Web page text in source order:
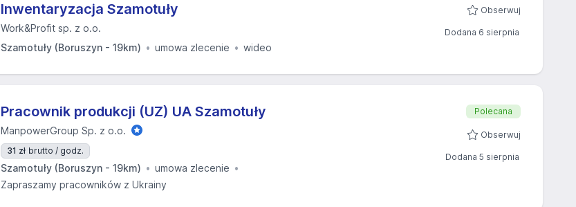
Inwentaryzacja Szamotuły
Work&Profit sp. z o.o.
Szamotuły (Boruszyn - 19km)
umowa zlecenie wideo
Obserwuj
Dodana 6 sierpnia
Pracownik produkcji (UZ) UA Szamotuły
ManpowerGroup Sp. z o.o.
31 zł brutto / godz.
Szamotuły (Boruszyn - 19km)
umowa zlecenie
Zapraszamy pracowników z Ukrainy
Polecana
Obserwuj
Dodana 5 sierpnia